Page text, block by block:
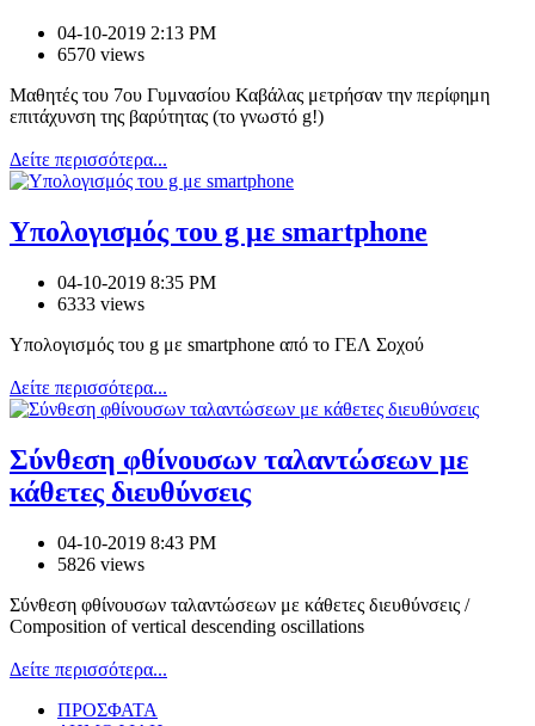
04-10-2019 2:13 PM
6570 views
Μαθητές του 7ου Γυμνασίου Καβάλας μετρήσαν την περίφημη
επιτάχυνση της βαρύτητας (το γνωστό g!)
Δείτε περισσότερα...
Υπολογισμός του g με smartphone
04-10-2019 8:35 PM
6333 views
Υπολογισμός του g με smartphone από το ΓΕΛ Σοχού
Δείτε περισσότερα...
Σύνθεση φθίνουσων ταλαντώσεων με
κάθετες διευθύνσεις
04-10-2019 8:43 PM
5826 views
​​​​​​​Σύνθεση φθίνουσων ταλαντώσεων με κάθετες διευθύνσεις /
Composition of vertical descending oscillations
Δείτε περισσότερα...
ΠΡΟΣΦΑΤΑ